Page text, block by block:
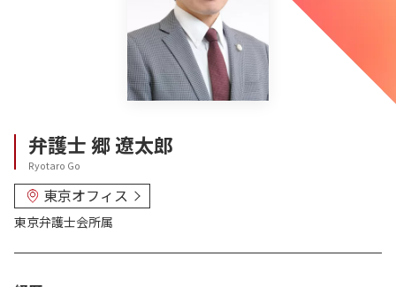
弁護士郷 遼太郎
Ryotaro Go
東京オフィス
東京弁護士会所属